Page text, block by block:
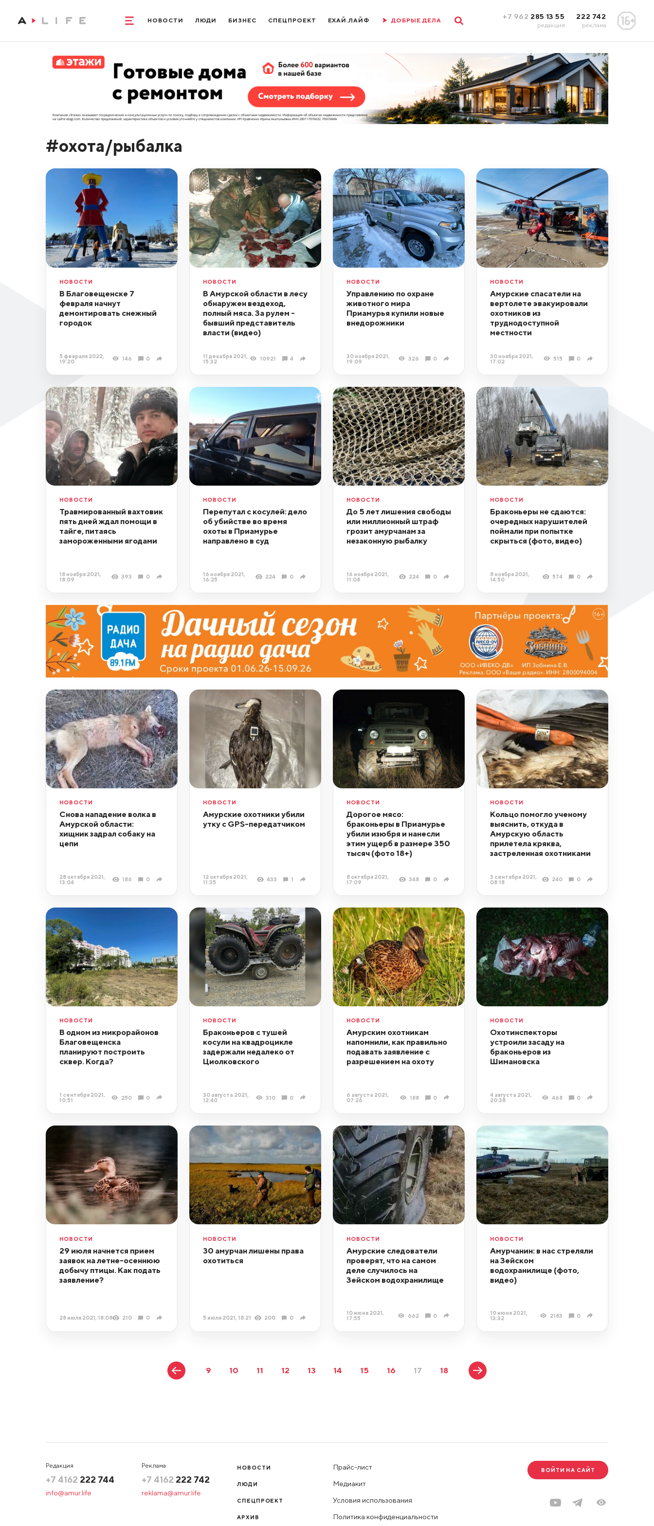
НОВОСТИ ЛЮДИ БИЗНЕС СПЕЦПРОЕКТ ЕХАЙ.ЛАЙФ ДОБРЫЕ ДЕЛА +7 962 285 13 55
редакция
222 742
реклама
#охота/рыбалка
НОВОСТИ
В Благовещенске 7
февраля начнут
демонтировать снежный
городок
5 февраля 2022,
19:20
146 0
НОВОСТИ
В Амурской области в лесу
обнаружен вездеход,
полный мяса. За рулем -
бывший представитель
власти (видео)
11 декабря 2021,
15:32
10921 4
НОВОСТИ
Управлению по охране
животного мира
Приамурья купили новые
внедорожники
30 ноября 2021,
19:09
326 0
НОВОСТИ
Амурские спасатели на
вертолете эвакуировали
охотников из
труднодоступной
местности
30 ноября 2021,
17:02
515 0
НОВОСТИ
Травмированный вахтовик
пять дней ждал помощи в
тайге, питаясь
замороженными ягодами
18 ноября 2021,
18:09
393 0
НОВОСТИ
Перепутал с косулей: дело
об убийстве во время
охоты в Приамурье
направлено в суд
16 ноября 2021,
16:25
224 0
НОВОСТИ
До 5 лет лишения свободы
или миллионный штраф
грозит амурчанам за
незаконную рыбалку
16 ноября 2021,
11:08
224 0
НОВОСТИ
Браконьеры не сдаются:
очередных нарушителей
поймали при попытке
скрыться (фото, видео)
8 ноября 2021,
14:50
574 0
НОВОСТИ
Снова нападение волка в
Амурской области:
хищник задрал собаку на
цепи
28 октября 2021,
13:04
186 0
НОВОСТИ
Амурские охотники убили
утку с GPS-передатчиком
12 октября 2021,
11:35
433 1
НОВОСТИ
Дорогое мясо:
браконьеры в Приамурье
убили изюбря и нанесли
этим ущерб в размере 350
тысяч (фото 18+)
8 октября 2021,
17:09
348 0
НОВОСТИ
Кольцо помогло ученому
выяснить, откуда в
Амурскую область
прилетела кряква,
застреленная охотниками
3 сентября 2021,
08:18
240 0
НОВОСТИ
В одном из микрорайонов
Благовещенска
планируют построить
сквер. Когда?
1 сентября 2021,
10:51
250 0
НОВОСТИ
Браконьеров с тушей
косули на квадроцикле
задержали недалеко от
Циолковского
30 августа 2021,
12:40
310 0
НОВОСТИ
Амурским охотникам
напомнили, как правильно
подавать заявление с
разрешением на охоту
6 августа 2021,
07:26
188 0
НОВОСТИ
Охотинспекторы
устроили засаду на
браконьеров из
Шимановска
4 августа 2021,
20:38
468 0
НОВОСТИ
29 июля начнется прием
заявок на летне-осеннюю
добычу птицы. Как подать
заявление?
28 июля 2021, 18:08 210 0
НОВОСТИ
30 амурчан лишены права
охотиться
5 июля 2021, 18:21 200 0
НОВОСТИ
Амурские следователи
проверят, что на самом
деле случилось на
Зейском водохранилище
10 июня 2021,
17:55
662 0
НОВОСТИ
Амурчанин: в нас стреляли
на Зейском
водохранилище (фото,
видео)
10 июня 2021,
13:32
2183 0
9 10 11 12 13 14 15 16 17 18
Редакция
+7 4162 222 744
info@amur.life
Реклама
+7 4162 222 742
reklama@amur.life
НОВОСТИ
ЛЮДИ
СПЕЦПРОЕКТ
АРХИВ
Прайс-лист
Медиакит
Условия использования
Политика конфиденциальности
ВОЙТИ НА САЙТ